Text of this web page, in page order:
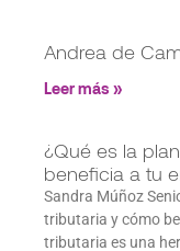
Andrea de
Leer más »
¿Qué es la
beneficia a tu
Sandra Múñoz
tributaria y cómo
tributaria es una